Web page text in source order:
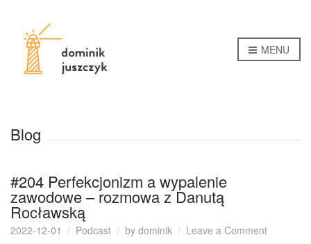
MENU
Blog
#204 Perfekcjonizm a wypalenie
zawodowe – rozmowa z Danutą
Rocławską
2022-12-01 Podcast by dominik Leave a Commenton